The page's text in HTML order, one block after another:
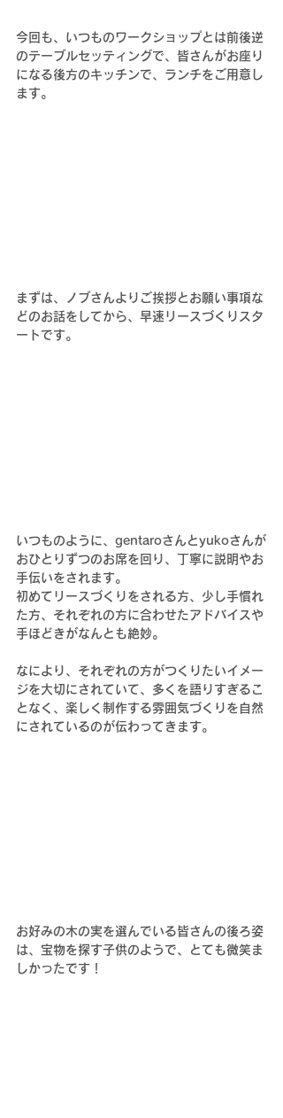
今回も、いつものワークショップとは前後逆
のテーブルセッティングで、皆さんがお座り
になる後方のキッチンで、ランチをご用意し
ます。
まずは、ノブさんよりご挨拶とお願い事項な
どのお話をしてから、早速リースづくりスタ
ートです。
いつものように、gentaroさんとyukoさんが
おひとりずつのお席を回り、丁寧に説明やお
手伝いをされます。
初めてリースづくりをされる方、少し手慣れ
た方、それぞれの方に合わせたアドバイスや
手ほどきがなんとも絶妙。
なにより、それぞれの方がつくりたいイメー
ジを大切にされていて、多くを語りすぎるこ
となく、楽しく制作する雰囲気づくりを自然
にされているのが伝わってきます。
お好みの木の実を選んでいる皆さんの後ろ姿
は、宝物を探す子供のようで、とても微笑ま
しかったです！